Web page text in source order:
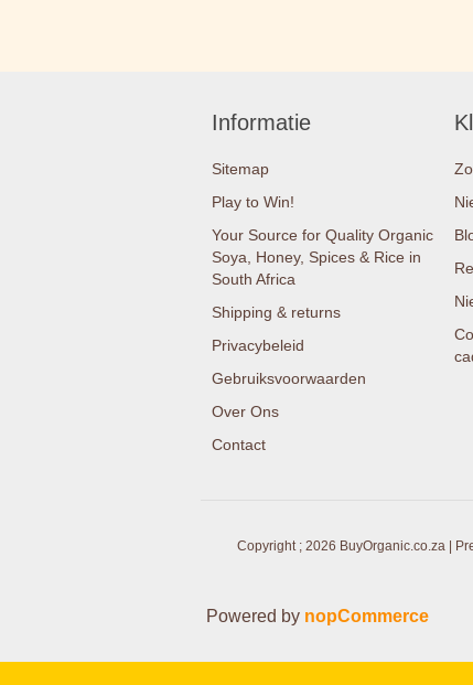
Informatie
Sitemap
Play to Win!
Your Source for Quality Organic
Soya, Honey, Spices & Rice in
South Africa
Shipping & returns
Privacybeleid
Gebruiksvoorwaarden
Over Ons
Contact
Copyright ; 2026 BuyOrganic.co.za |
Powered by nopCommerce